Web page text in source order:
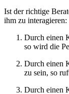
Ist der richtige
ihm zu interagieren:
Durch einen
so wird die
Durch einen
zu sein, so
Durch einen